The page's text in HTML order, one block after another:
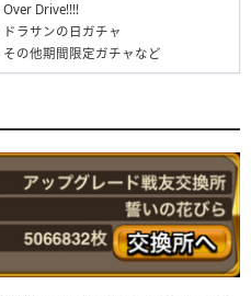
Over Drive!!!!
ドラサンの日ガチャ
その他期間限定ガチャなど